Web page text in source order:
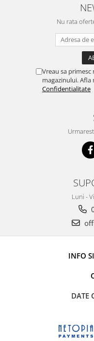
Nu rata
Vreau sa
magazinului. Afla
Confidentialitate
Luni -
INFO
DATE